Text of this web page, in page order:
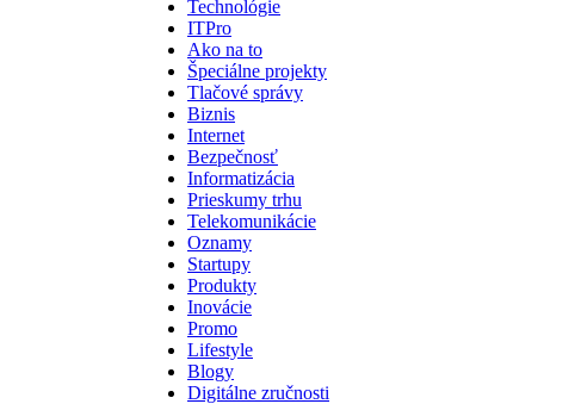
Technológie
ITPro
Ako na to
Špeciálne projekty
Tlačové správy
Biznis
Internet
Bezpečnosť
Informatizácia
Prieskumy trhu
Telekomunikácie
Oznamy
Startupy
Produkty
Inovácie
Promo
Lifestyle
Blogy
Digitálne zručnosti